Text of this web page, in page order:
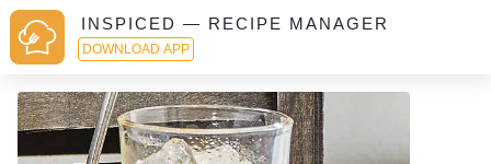
INSPICED — RECIPE MANAGER
DOWNLOAD APP